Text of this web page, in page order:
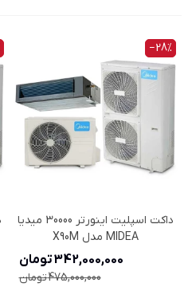
‎−28%
داکت اسپلیت اینورتر 30000 میدیا
MIDEA مدل X90M
342,000,000 تومان
475,000,000 تومان